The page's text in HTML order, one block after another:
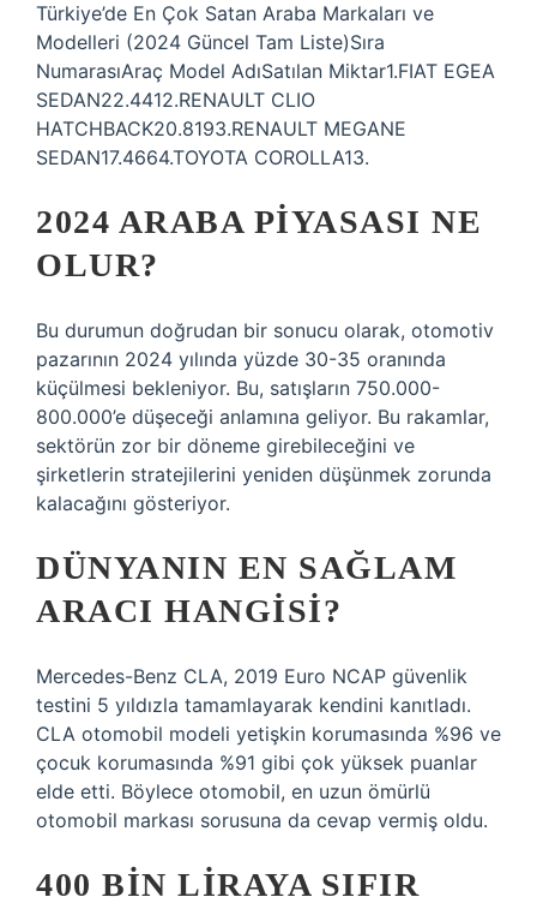
Türkiye’de En Çok Satan Araba Markaları ve
Modelleri (2024 Güncel Tam Liste)Sıra
NumarasıAraç Model AdıSatılan Miktar1.FIAT EGEA
SEDAN22.4412.RENAULT CLIO
HATCHBACK20.8193.RENAULT MEGANE
SEDAN17.4664.TOYOTA COROLLA13.
2024 ARABA PIYASASI NE
OLUR?
Bu durumun doğrudan bir sonucu olarak, otomotiv
pazarının 2024 yılında yüzde 30-35 oranında
küçülmesi bekleniyor. Bu, satışların 750.000-
800.000’e düşeceği anlamına geliyor. Bu rakamlar,
sektörün zor bir döneme girebileceğini ve
şirketlerin stratejilerini yeniden düşünmek zorunda
kalacağını gösteriyor.
DÜNYANIN EN SAĞLAM
ARACI HANGISI?
Mercedes-Benz CLA, 2019 Euro NCAP güvenlik
testini 5 yıldızla tamamlayarak kendini kanıtladı.
CLA otomobil modeli yetişkin korumasında %96 ve
çocuk korumasında %91 gibi çok yüksek puanlar
elde etti. Böylece otomobil, en uzun ömürlü
otomobil markası sorusuna da cevap vermiş oldu.
400 BIN LIRAYA SIFIR